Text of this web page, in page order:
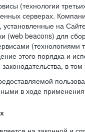
(технологии
серверах.
установленные на
(web beacons) для
(технологиями
этого порядка и
в
в ходе